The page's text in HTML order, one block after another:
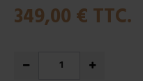
349,00 € TTC.